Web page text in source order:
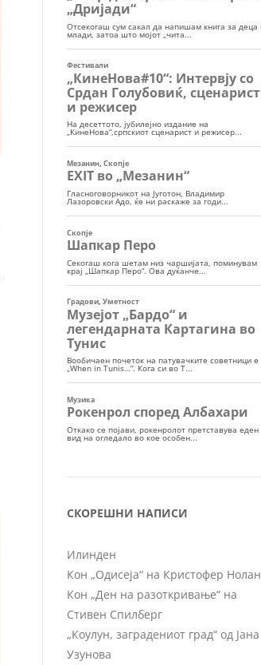
СКОРЕШНИ НАПИСИ
Илинден
Кон „Одисеја“ на Кристофер Нолан
Кон „Ден на разоткривање“ на
Стивен Спилберг
„Коулун, заградениот град“ од Јана
Узунова